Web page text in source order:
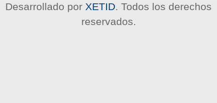
Desarrollado por XETID. Todos los derechos
reservados.